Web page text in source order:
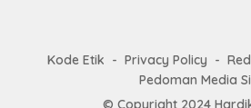
Kode Etik Privacy Policy
Pedoman Media
© Copyright 2024